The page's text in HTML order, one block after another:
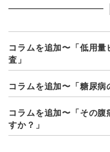
コラムを追加〜「低用
査」
コラムを追加〜「糖尿病
コラムを追加〜「その
すか？」